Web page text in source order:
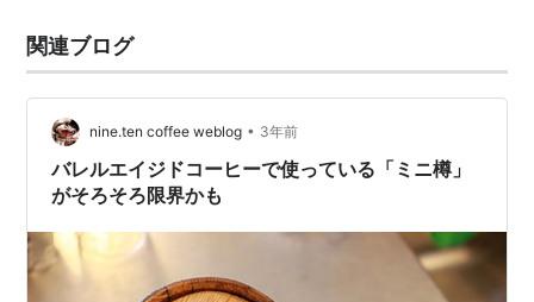
関連ブログ
nine.ten coffee weblog • 3年前
バレルエイジドコーヒーで使っている「ミニ樽」
がそろそろ限界かも